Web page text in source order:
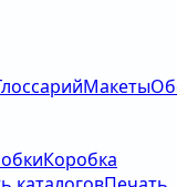
Макеты
Коробка